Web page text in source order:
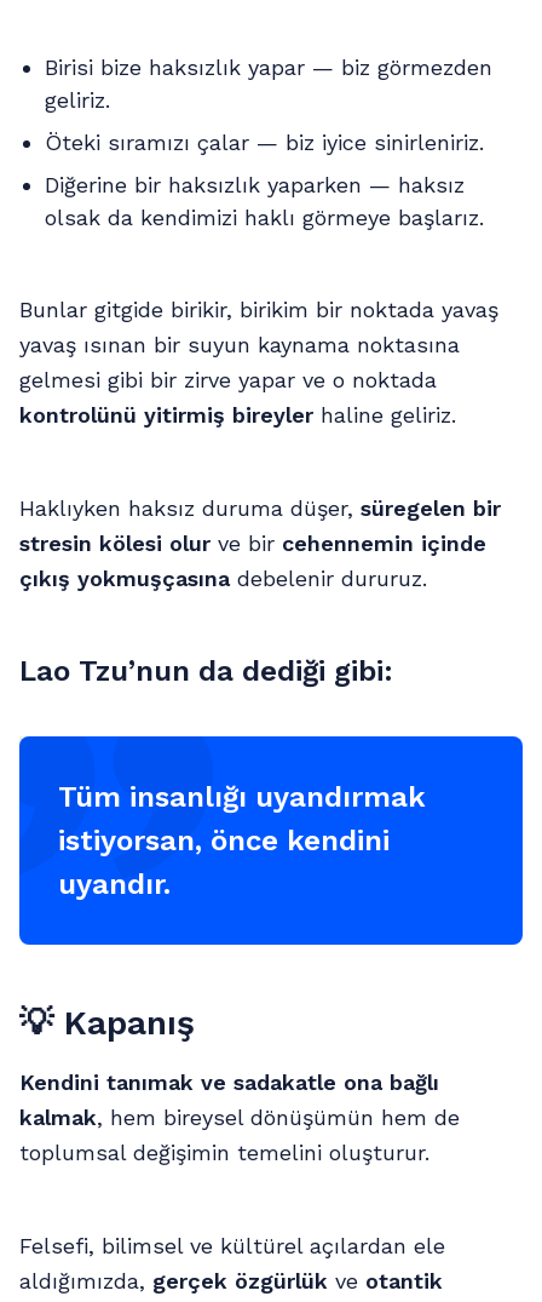
Birisi bize haksızlık yapar — biz görmezden
geliriz.
Öteki sıramızı çalar — biz iyice sinirleniriz.
Diğerine bir haksızlık yaparken — haksız
olsak da kendimizi haklı görmeye başlarız.
Bunlar gitgide birikir, birikim bir noktada yavaş
yavaş ısınan bir suyun kaynama noktasına
gelmesi gibi bir zirve yapar ve o noktada
kontrolünü yitirmiş bireyler haline geliriz.
Haklıyken haksız duruma düşer, süregelen bir
stresin kölesi olur ve bir cehennemin içinde
çıkış yokmuşçasınadebelenir dururuz.
Lao Tzu’nun da dediği gibi:
Tüm insanlığı uyandırmak
istiyorsan, önce kendini
uyandır.
💡Kapanış
Kendini tanımak ve sadakatle ona bağlı
kalmak, hem bireysel dönüşümün hem de
toplumsal değişimin temelini oluşturur.
Felsefi, bilimsel ve kültürel açılardan ele
aldığımızda, gerçek özgürlük ve otantik